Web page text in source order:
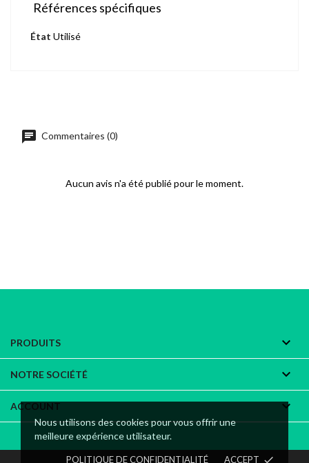
Nous utilisons des cookies pour vous offrir une
meilleure expérience utilisateur.
POLITIQUE DE CONFIDENTIALITÉ ACCEPT done
Références spécifiques
État Utilisé
chat Commentaires (0)
Aucun avis n'a été publié pour le moment.
PRODUITS 
NOTRE SOCIÉTÉ 
ACCOUNT 